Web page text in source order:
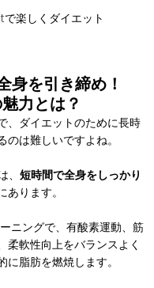
楽しくダイエット
身を引き締め！
力とは？
、ダイエットのために長時
のは難しいですよね。
短時間で全身をしっかり
あります。
ニングで、有酸素運動、筋
柔軟性向上をバランスよく
に脂肪を燃焼します。